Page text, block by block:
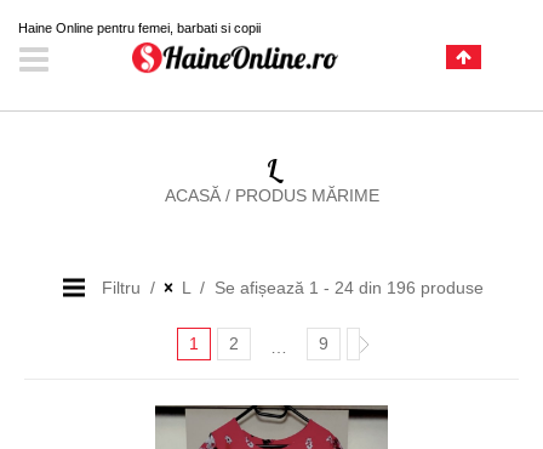
Haine Online pentru femei, barbati si copii
L
ACASĂ/ PRODUS MĂRIME
Filtru L Se afișează 1 - 24 din 196 produse
1 2 … 9